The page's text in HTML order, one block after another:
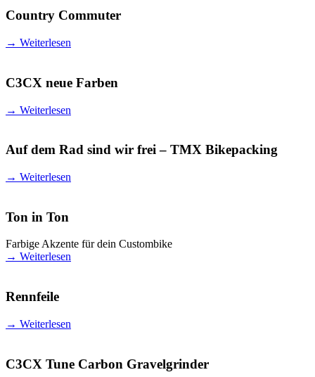
Country Commuter
→ Weiterlesen
C3CX neue Farben
→ Weiterlesen
Auf dem Rad sind wir frei – TMX Bikepacking
→ Weiterlesen
Ton in Ton
Farbige Akzente für dein Custombike
→ Weiterlesen
Rennfeile
→ Weiterlesen
C3CX Tune Carbon Gravelgrinder